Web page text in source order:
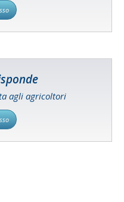
agli agricoltori